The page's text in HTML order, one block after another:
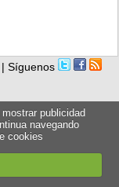
| Síguenos
publicidad
navegando
cookies